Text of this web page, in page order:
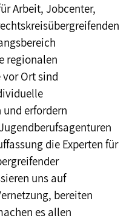
Arbeit, Jobcenter,
regionalen
vor Ort sind
erfordern
die Experten für
uns auf
bereiten
es allen